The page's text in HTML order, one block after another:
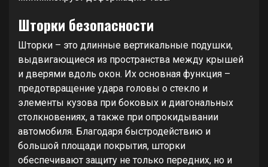
Шторки безопасности
Шторки – это длинные вертикальные подушки,
выдвигающиеся из пространства между крышей
и дверями вдоль окон. Их основная функция –
предотвращение удара головы о стекло и
элементы кузова при боковых и диагональных
столкновениях, а также при опрокидывании
автомобиля. Благодаря быстродействию и
большой площади покрытия, шторки
обеспечивают защиту не только передних, но и